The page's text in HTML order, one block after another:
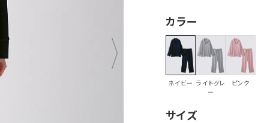
カラー
ネイビー ライトグレ
ー
ピンク
サイズ